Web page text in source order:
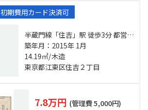
初期費用カード決済可
半蔵門線「住吉」駅 徒歩3分 都営新
宿線「菊川」駅 徒歩12分 総武線
「錦糸町」駅 徒歩12分
築年月：2015年 1月
14.19㎡/木造
東京都江東区住吉２丁目
7.8万円 (管理費 5,000円)